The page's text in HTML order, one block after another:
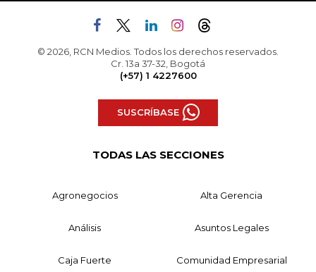
© 2026, RCN Medios. Todos los derechos reservados.
Cr. 13a 37-32, Bogotá
(+57) 1 4227600
SUSCRÍBASE
TODAS LAS SECCIONES
Agronegocios Alta Gerencia
Análisis Asuntos Legales
Caja Fuerte Comunidad Empresarial